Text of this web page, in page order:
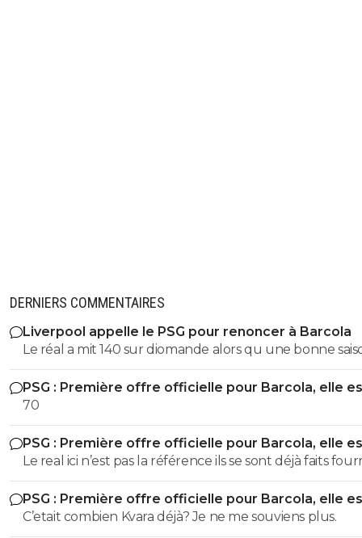
DERNIERS COMMENTAIRES
Liverpool appelle le PSG pour renoncer à Barcola
Le réal a mit 140 sur diomande alors qu une bonne
Allemagne mais zéro en c1 zéro coupe du monde
est 150 !!!! Et on fait la vente du siècle acheter 50
👍
PSG : Première offre officielle pour Barcola, elle
choquante
70
PSG : Première offre officielle pour Barcola, elle
choquante
Le real ici n’est pas la référence ils se sont déjà faits
avec Kiki à zéro balle !
PSG : Première offre officielle pour Barcola, elle
choquante
C’etait combien Kvara déjà? Je ne me souviens plus.